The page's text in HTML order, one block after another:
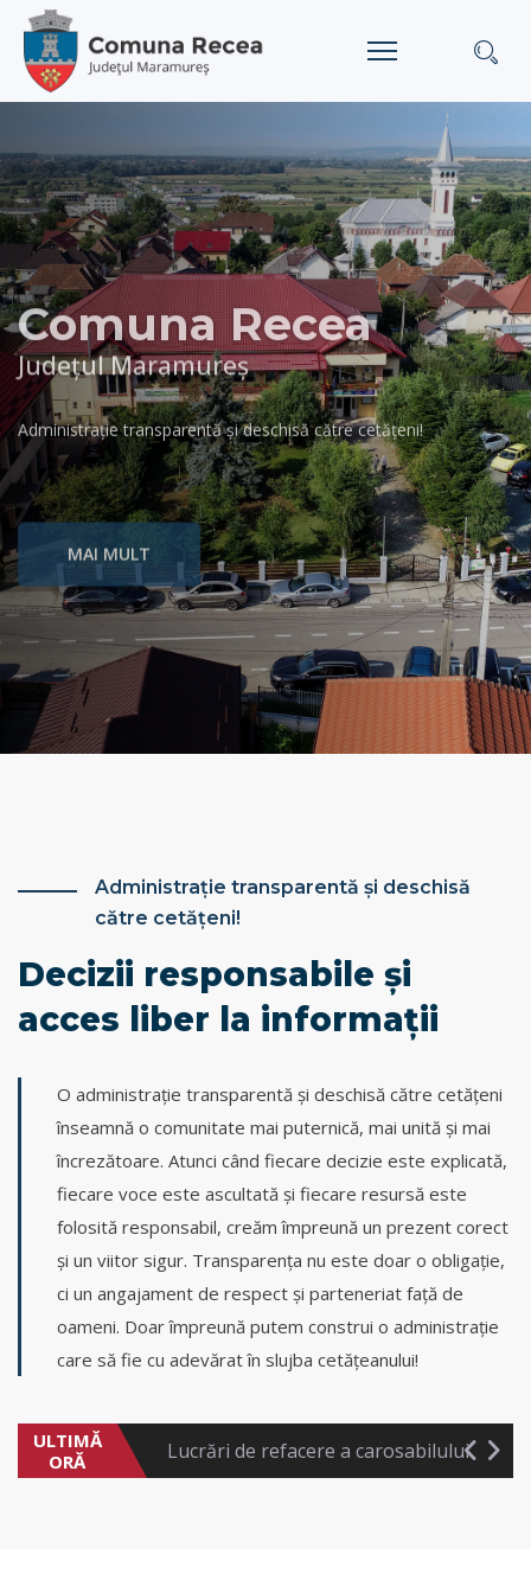
Comuna Recea
Judeţul Maramureş
Administraţie transparentă şi deschisă către cetăţeni!
Administraţie transparentă şi deschisă
către cetăţeni!
Decizii responsabile și
acces liber la informații
O administrație transparentă și deschisă către cetățeni
înseamnă o comunitate mai puternică, mai unită și mai
încrezătoare. Atunci când fiecare decizie este explicată,
fiecare voce este ascultată și fiecare resursă este
folosită responsabil, creăm împreună un prezent corect
și un viitor sigur. Transparența nu este doar o obligație,
ci un angajament de respect și parteneriat față de
oameni. Doar împreună putem construi o administrație
care să fie cu adevărat în slujba cetățeanului!
ULTIMĂ
ORĂ
ANUNȚ TAXE ȘI IMPOZITE LOCALE
ANUNȚ IMPORTANT –
Lucrări de refacere a carosabilului